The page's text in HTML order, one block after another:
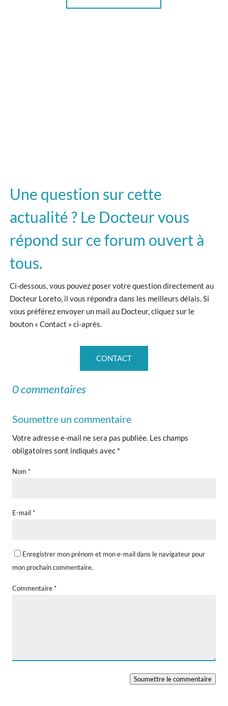
Une question sur cette
actualité ? Le Docteur vous
répond sur ce forum ouvert à
tous.
Ci-dessous, vous pouvez poser votre question directement au
Docteur Loreto, il vous répondra dans les meilleurs délais. Si
vous préférez envoyer un mail au Docteur, cliquez sur le
bouton « Contact » ci-après.
CONTACT
0 commentaires
Soumettre un commentaire
Votre adresse e-mail ne sera pas publiée. Les champs
obligatoires sont indiqués avec *
Nom *
E-mail*
Enregistrer mon prénom et mon e-mail dans le navigateur pour
mon prochain commentaire.
Commentaire*
Soumettre le commentaire